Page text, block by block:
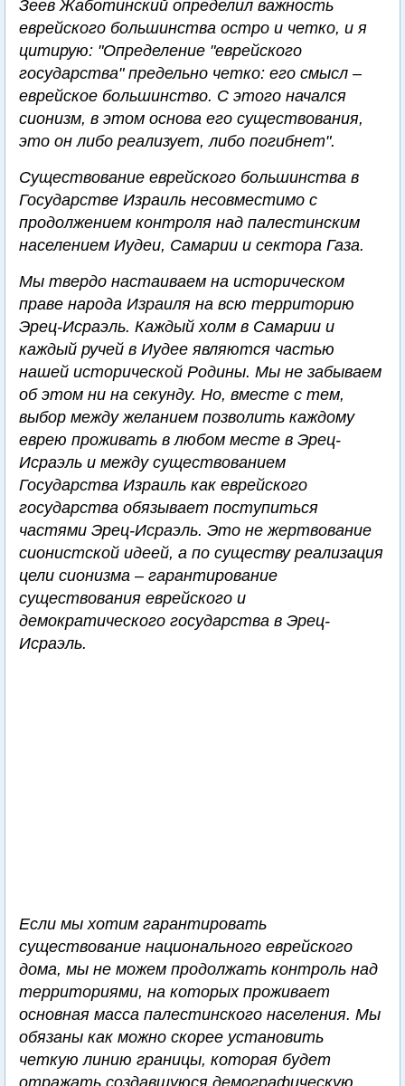
Зеев Жаботинский определил важность
еврейского большинства остро и четко, и я
цитирую: "Определение "еврейского
государства" предельно четко: его смысл –
еврейское большинство. С этого начался
сионизм, в этом основа его существования,
это он либо реализует, либо погибнет".
Существование еврейского большинства в
Государстве Израиль несовместимо с
продолжением контроля над палестинским
населением Иудеи, Самарии и сектора Газа.
Мы твердо настаиваем на историческом
праве народа Израиля на всю территорию
Эрец-Исраэль. Каждый холм в Самарии и
каждый ручей в Иудее являются частью
нашей исторической Родины. Мы не забываем
об этом ни на секунду. Но, вместе с тем,
выбор между желанием позволить каждому
еврею проживать в любом месте в Эрец-
Исраэль и между существованием
Государства Израиль как еврейского
государства обязывает поступиться
частями Эрец-Исраэль. Это не жертвование
сионистской идеей, а по существу реализация
цели сионизма – гарантирование
существования еврейского и
демократического государства в Эрец-
Исраэль.
Если мы хотим гарантировать
существование национального еврейского
дома, мы не можем продолжать контроль над
территориями, на которых проживает
основная масса палестинского населения. Мы
обязаны как можно скорее установить
четкую линию границы, которая будет
отражать создавшуюся демографическую